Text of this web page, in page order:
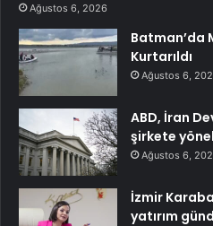
Ağustos 6, 2026
Batman’da
Kurtarıldı
Ağustos 6,
ABD, İran
şirkete
Ağustos 6,
İzmir
yatırım